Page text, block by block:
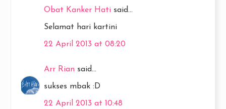
Obat Kanker Hati said...
Selamat hari kartini
22 April 2013 at 08:20
Arr Rian said...
sukses mbak :D
22 April 2013 at 10:48